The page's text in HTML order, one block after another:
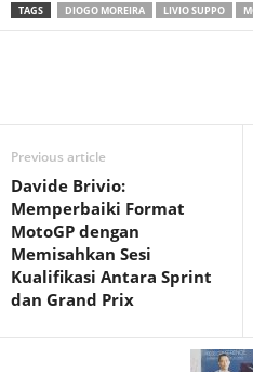
TAGS DIOGO MOREIRA LIVIO SUPPO
Previous article
Davide Brivio:
Memperbaiki Format
MotoGP dengan
Memisahkan Sesi
Kualifikasi Antara Sprint
dan Grand Prix